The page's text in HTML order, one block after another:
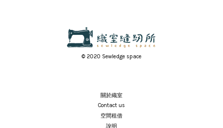
© 2020 Sewledge space
關於織室
Contact us
空間租借
說明